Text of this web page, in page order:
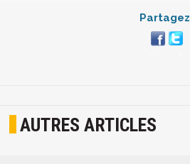
Partagez
AUTRES ARTICLES